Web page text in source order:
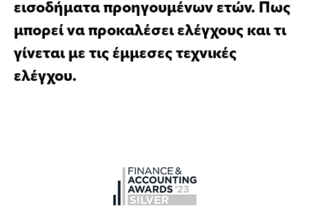
εισοδήματα προηγουμένων ετών. Πως
μπορεί να προκαλέσει ελέγχους και τι
γίνεται με τις έμμεσες τεχνικές
ελέγχου.